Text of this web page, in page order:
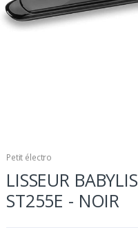
Petit électro
LISSEUR
ST255E - NOIR